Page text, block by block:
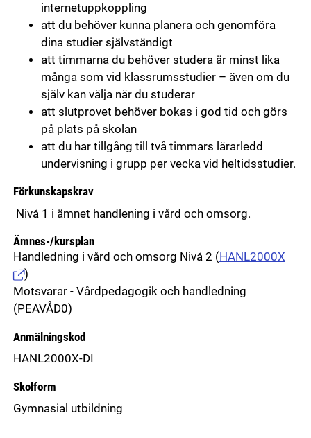
internetuppkoppling
att du behöver kunna planera och genomföra
dina studier självständigt
att timmarna du behöver studera är minst lika
många som vid klassrumsstudier – även om du
själv kan välja när du studerar
att slutprovet behöver bokas i god tid och görs
på plats på skolan
att du har tillgång till två timmars lärarledd
undervisning i grupp per vecka vid heltidsstudier.
Förkunskapskrav
Nivå 1 i ämnet handlening i vård och omsorg.
Ämnes-/kursplan
Handledning i vård och omsorg Nivå 2 ( HANL2000X
)
Motsvarar - Vårdpedagogik och handledning
(PEAVÅD0)
Anmälningskod
HANL2000X-DI
Skolform
Gymnasial utbildning